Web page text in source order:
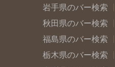
岩手県のバー検索
秋田県のバー検索
福島県のバー検索
栃木県のバー検索